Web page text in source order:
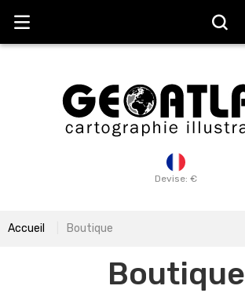
Devise: €
Accueil Boutique
Boutique